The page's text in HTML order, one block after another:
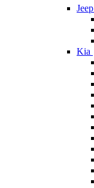
Jeep
Kia